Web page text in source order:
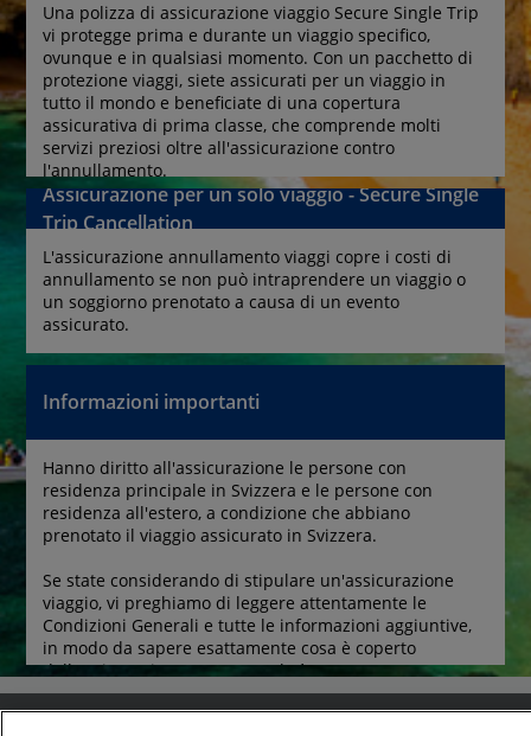
Una polizza di assicurazione viaggio Secure Single Trip
vi protegge prima e durante un viaggio specifico,
ovunque e in qualsiasi momento. Con un pacchetto di
protezione viaggi, siete assicurati per un viaggio in
tutto il mondo e beneficiate di una copertura
assicurativa di prima classe, che comprende molti
servizi preziosi oltre all'assicurazione contro
l'annullamento.
Assicurazione per un solo viaggio - Secure Single
Trip Cancellation
L'assicurazione annullamento viaggi copre i costi di
annullamento se non può intraprendere un viaggio o
un soggiorno prenotato a causa di un evento
assicurato.
Informazioni importanti
Hanno diritto all'assicurazione le persone con
residenza principale in Svizzera e le persone con
residenza all'estero, a condizione che abbiano
prenotato il viaggio assicurato in Svizzera.
Se state considerando di stipulare un'assicurazione
viaggio, vi preghiamo di leggere attentamente le
Condizioni Generali e tutte le informazioni aggiuntive,
in modo da sapere esattamente cosa è coperto
dall'assicurazione e cosa non lo è.
Contatto